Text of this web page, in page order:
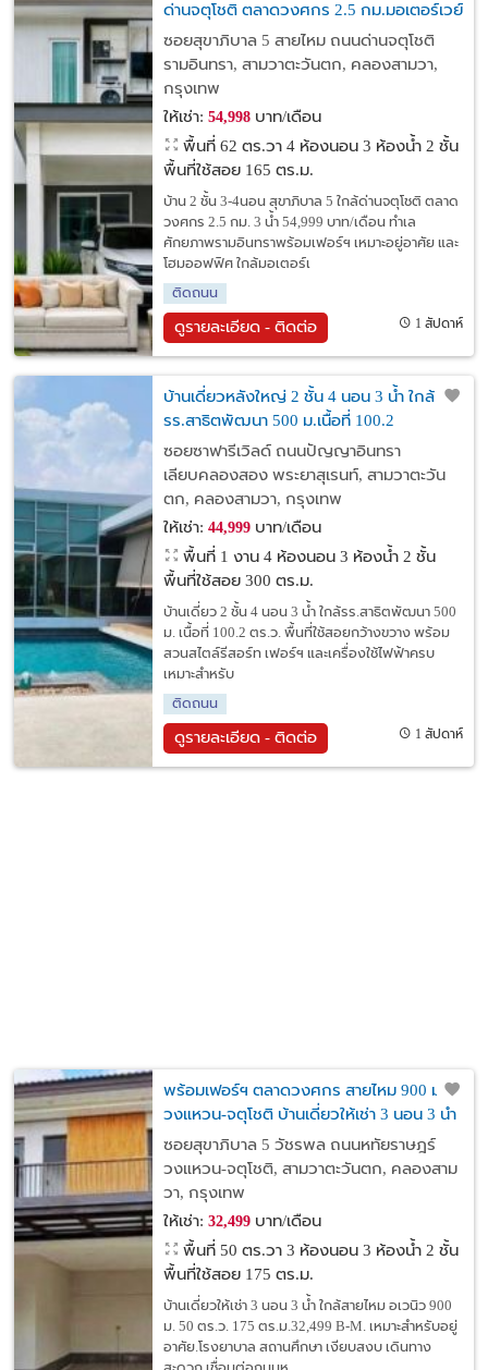
ด่านจตุโชติ ตลาดวงศกร 2.5 กม.มอเตอร์เวย์
สนามบิน
ซอยสุขาภิบาล 5 สายไหม ถนนด่านจตุโชติ
รามอินทรา, สามวาตะวันตก, คลองสามวา,
กรุงเทพ
ให้เช่า: 54,998บาท/เดือน
พื้นที่ 62 ตร.วา 4 ห้องนอน 3 ห้องน้ำ 2 ชั้น
พื้นที่ใช้สอย 165 ตร.ม.
บ้าน 2 ชั้น 3-4นอน สุขาภิบาล 5 ใกล้ด่านจตุโชติ ตลาด
วงศกร 2.5 กม. 3 น้ำ 54,999 บาท/เดือน ทำเล
ศักยภาพรามอินทราพร้อมเฟอร์ฯ เหมาะอยู่อาศัย และ
โฮมออฟฟิศ ใกล้มอเตอร์เ
ติดถนน
ดูรายละเอียด - ติดต่อ 1 สัปดาห์
บ้านเดี่ยวหลังใหญ่ 2 ชั้น 4 นอน 3 น้ำ ใกล้
รร.สาธิตพัฒนา 500 ม.เนื้อที่ 100.2
ตร.ว.กว้าง พร้อมสวนสไตล์รีสอร์ท เฟอร์ฯ
และเครื่องใช้ไฟฟ้าครบ
ซอยซาฟารีเวิลด์ ถนนปัญญาอินทรา
เลียบคลองสอง พระยาสุเรนท์, สามวาตะวัน
ตก, คลองสามวา, กรุงเทพ
ให้เช่า: 44,999บาท/เดือน
พื้นที่ 1 งาน 4 ห้องนอน 3 ห้องน้ำ 2 ชั้น
พื้นที่ใช้สอย 300 ตร.ม.
บ้านเดี่ยว 2 ชั้น 4 นอน 3 น้ำ ใกล้รร.สาธิตพัฒนา 500
ม. เนื้อที่ 100.2 ตร.ว. พื้นที่ใช้สอยกว้างขวาง พร้อม
สวนสไตล์รีสอร์ท เฟอร์ฯ และเครื่องใช้ไฟฟ้าครบ
เหมาะสำหรับ
ติดถนน
ดูรายละเอียด - ติดต่อ 1 สัปดาห์
พร้อมเฟอร์ฯ ตลาดวงศกร สายไหม 900 ม.
วงแหวน-จตุโชติ บ้านเดี่ยวให้เช่า 3 นอน 3 น้ำ
50 ตร.ว. 175 ตร.ม.
ซอยสุขาภิบาล 5 วัชรพล ถนนหทัยราษฎร์
วงแหวน-จตุโชติ, สามวาตะวันตก, คลองสาม
วา, กรุงเทพ
ให้เช่า: 32,499บาท/เดือน
พื้นที่ 50 ตร.วา 3 ห้องนอน 3 ห้องน้ำ 2 ชั้น
พื้นที่ใช้สอย 175 ตร.ม.
บ้านเดี่ยวให้เช่า 3 นอน 3 น้ำ ใกล้สายไหม อเวนิว 900
ม. 50 ตร.ว. 175 ตร.ม.32,499 B-M. เหมาะสำหรับอยู่
อาศัย.โรงยาบาล สถานศึกษา เงียบสงบ เดินทาง